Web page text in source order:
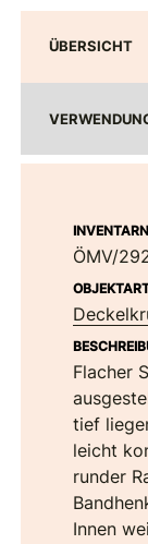
ÜBERSICHT
ÖMV/
Flacher
tief
leicht
runder
Innen